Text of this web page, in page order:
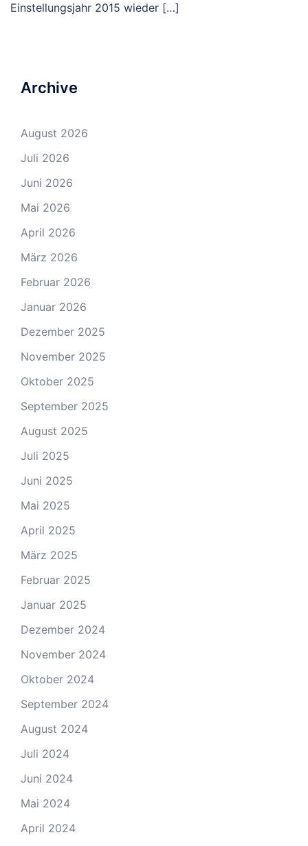
Einstellungsjahr 2015 wieder […]
Archive
August 2026
Juli 2026
Juni 2026
Mai 2026
April 2026
März 2026
Februar 2026
Januar 2026
Dezember 2025
November 2025
Oktober 2025
September 2025
August 2025
Juli 2025
Juni 2025
Mai 2025
April 2025
März 2025
Februar 2025
Januar 2025
Dezember 2024
November 2024
Oktober 2024
September 2024
August 2024
Juli 2024
Juni 2024
Mai 2024
April 2024